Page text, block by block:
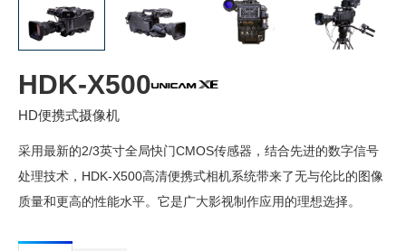
HDK-X500
HD便携式摄像机
采用最新的2/3英寸全局快门CMOS传感器，结合先进的数字信号
处理技术，HDK-X500高清便携式相机系统带来了无与伦比的图像
质量和更高的性能水平。它是广大影视制作应用的理想选择。